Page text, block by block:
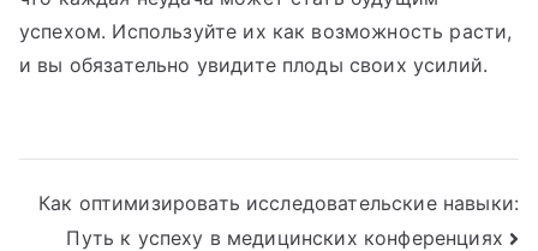
успехом. Используйте их как возможность расти,
и вы обязательно увидите плоды своих усилий.
Навигация
Как оптимизировать исследовательские навыки:
Путь к успеху в медицинских конференциях